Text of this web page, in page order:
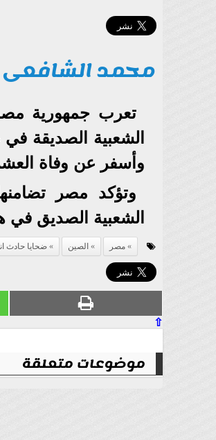
محمد الشافعى
تعرب جمهورية
الشعبية الصديقة
وأسفر عن وفاة
وتؤكد مصر
الشعبية الصديق في
مصر الصين ضحايا حادث
⇧
موضوعات متعلقة